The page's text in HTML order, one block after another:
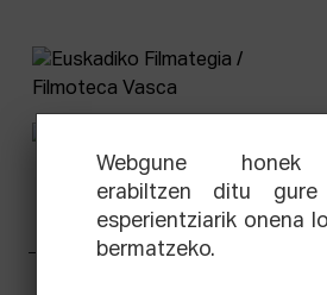
Webgune honek
erabiltzen ditu gure
esperientziarik onena
bermatzeko.